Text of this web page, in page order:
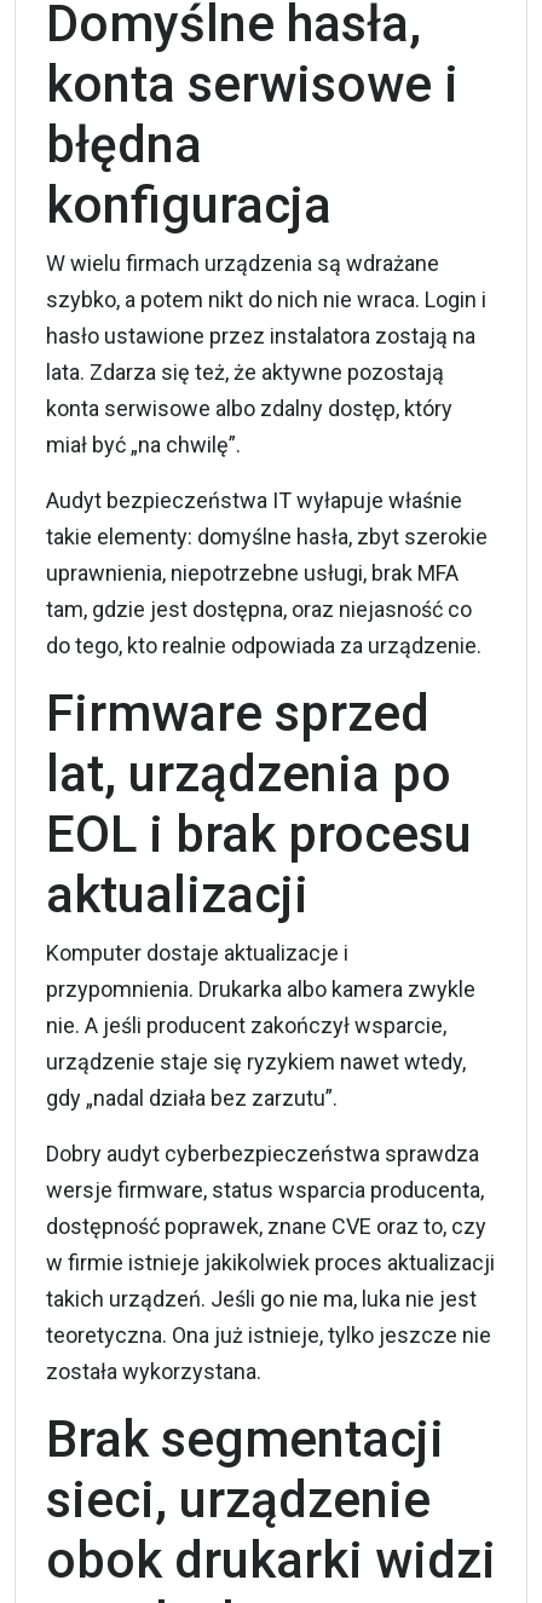
Domyślne hasła,
konta serwisowe i
błędna
konfiguracja
W wielu firmach urządzenia są wdrażane
szybko, a potem nikt do nich nie wraca. Login i
hasło ustawione przez instalatora zostają na
lata. Zdarza się też, że aktywne pozostają
konta serwisowe albo zdalny dostęp, który
miał być „na chwilę”.
Audyt bezpieczeństwa IT wyłapuje właśnie
takie elementy: domyślne hasła, zbyt szerokie
uprawnienia, niepotrzebne usługi, brak MFA
tam, gdzie jest dostępna, oraz niejasność co
do tego, kto realnie odpowiada za urządzenie.
Firmware sprzed
lat, urządzenia po
EOL i brak procesu
aktualizacji
Komputer dostaje aktualizacje i
przypomnienia. Drukarka albo kamera zwykle
nie. A jeśli producent zakończył wsparcie,
urządzenie staje się ryzykiem nawet wtedy,
gdy „nadal działa bez zarzutu”.
Dobry audyt cyberbezpieczeństwa sprawdza
wersje firmware, status wsparcia producenta,
dostępność poprawek, znane CVE oraz to, czy
w firmie istnieje jakikolwiek proces aktualizacji
takich urządzeń. Jeśli go nie ma, luka nie jest
teoretyczna. Ona już istnieje, tylko jeszcze nie
została wykorzystana.
Brak segmentacji
sieci, urządzenie
obok drukarki widzi